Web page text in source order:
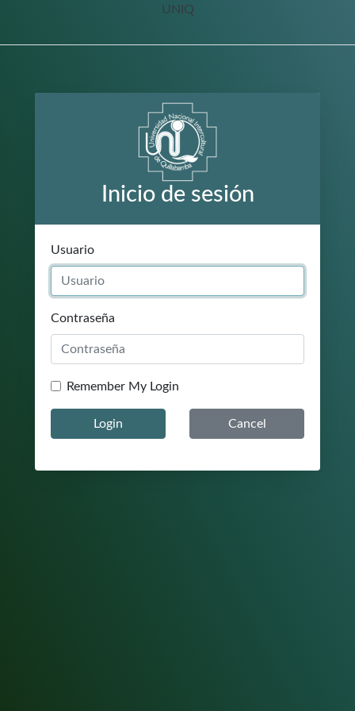
UNIQ
Inicio de sesión
Usuario
Contraseña
Remember My Login
Login Cancel